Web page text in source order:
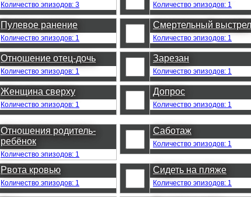
Количество эпизодов: 3 Количество эпизодов: 1
Пулевое ранение
Количество эпизодов: 1
Смертельный выстрел
Количество эпизодов: 1
Отношение отец-дочь
Количество эпизодов: 1
Зарезан
Количество эпизодов: 1
Женщина сверху
Количество эпизодов: 1
Допрос
Количество эпизодов: 1
Отношения родитель-
ребёнок
Количество эпизодов: 1
Саботаж
Количество эпизодов: 1
Рвота кровью
Количество эпизодов: 1
Сидеть на пляже
Количество эпизодов: 1